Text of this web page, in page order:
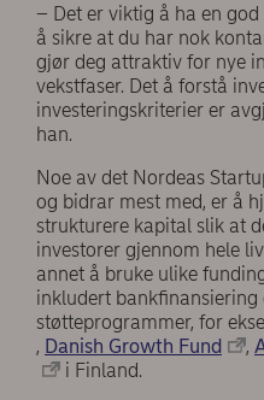
– Det er viktig å ha en
å sikre at du har nok
gjør deg attraktiv for nye
vekstfaser. Det å forstå
investeringskriterier er
han.
Noe av det Nordeas
og bidrar mest med, er å
strukturere kapital slik at
investorer gjennom hele
annet å bruke ulike
inkludert bankfinansiering
støtteprogrammer, for
, Danish Growth Fund ,
i Finland.